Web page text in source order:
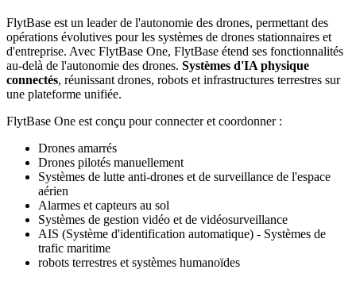
FlytBase est un leader de l'autonomie des drones, permettant des
opérations évolutives pour les systèmes de drones stationnaires et
d'entreprise. Avec FlytBase One, FlytBase étend ses fonctionnalités
au-delà de l'autonomie des drones. Systèmes d'IA physique
connectés, réunissant drones, robots et infrastructures terrestres sur
une plateforme unifiée.
FlytBase One est conçu pour connecter et coordonner :
Drones amarrés
Drones pilotés manuellement
Systèmes de lutte anti-drones et de surveillance de l'espace
aérien
Alarmes et capteurs au sol
Systèmes de gestion vidéo et de vidéosurveillance
AIS (Système d'identification automatique) - Systèmes de
trafic maritime
robots terrestres et systèmes humanoïdes